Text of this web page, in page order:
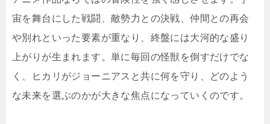
宙を舞台にした戦闘、敵勢力との決戦、仲間との再会
や別れといった要素が重なり、終盤には大河的な盛り
上がりが生まれます。単に毎回の怪獣を倒すだけでな
く、ヒカリがジョーニアスと共に何を守り、どのよう
な未来を選ぶのかが大きな焦点になっていくのです。